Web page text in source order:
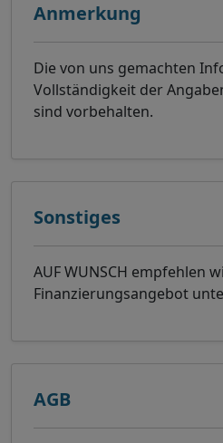
Anmerkung
Die von uns gemachten
Vollständigkeit der
sind vorbehalten.
Sonstiges
AUF WUNSCH empfehlen
Finanzierungsangebot
AGB